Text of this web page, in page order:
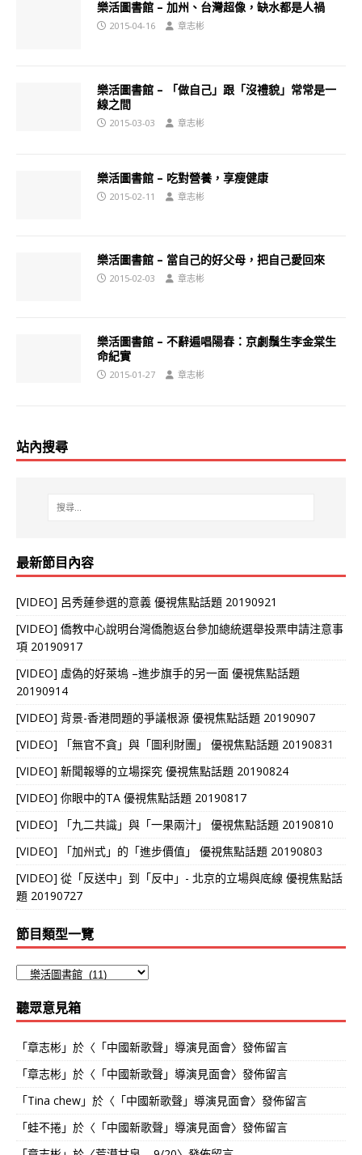
樂活圖書館 – 加州、台灣超像，缺水都是人禍
2015-04-16 章志彬
樂活圖書館 – 「做自己」跟「沒禮貌」常常是一
線之間
2015-03-03 章志彬
樂活圖書館 – 吃對營養，享瘦健康
2015-02-11 章志彬
樂活圖書館 – 當自己的好父母，把自己愛回來
2015-02-03 章志彬
樂活圖書館 – 不辭遍唱陽春：京劇鬚生李金棠生
命紀實
2015-01-27 章志彬
站內搜尋
最新節目內容
[VIDEO] 呂秀蓮參選的意義 優視焦點話題 20190921
[VIDEO] 僑教中心說明台灣僑胞返台參加總統選舉投票申請注意事
項 20190917
[VIDEO] 虛偽的好萊塢 –進步旗手的另一面 優視焦點話題
20190914
[VIDEO] 背景-香港問題的爭議根源 優視焦點話題 20190907
[VIDEO] 「無官不貪」與「圖利財團」 優視焦點話題 20190831
[VIDEO] 新聞報導的立場探究 優視焦點話題 20190824
[VIDEO] 你眼中的TA 優視焦點話題 20190817
[VIDEO] 「九二共識」與「一果兩汁」 優視焦點話題 20190810
[VIDEO] 「加州式」的「進步價值」 優視焦點話題 20190803
[VIDEO] 從「反送中」到「反中」- 北京的立場與底線 優視焦點話
題 20190727
節目類型一覽
聽眾意見箱
「章志彬」於〈 「中國新歌聲」導演見面會〉發佈留言
「章志彬」於〈 「中國新歌聲」導演見面會〉發佈留言
「Tina chew」於〈 「中國新歌聲」導演見面會〉發佈留言
「蛙不捲」於〈 「中國新歌聲」導演見面會〉發佈留言